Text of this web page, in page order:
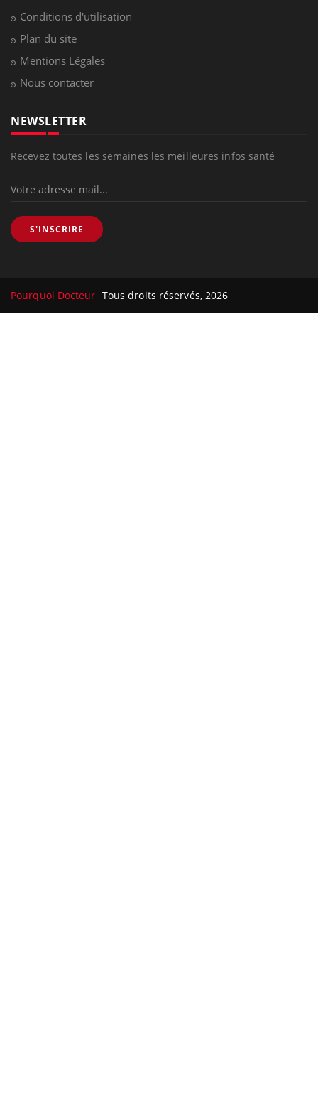
Conditions d'utilisation
Plan du site
Mentions Légales
Nous contacter
NEWSLETTER
Recevez toutes les semaines les meilleures infos santé
S'INSCRIRE
Pourquoi Docteur Tous droits réservés, 2026